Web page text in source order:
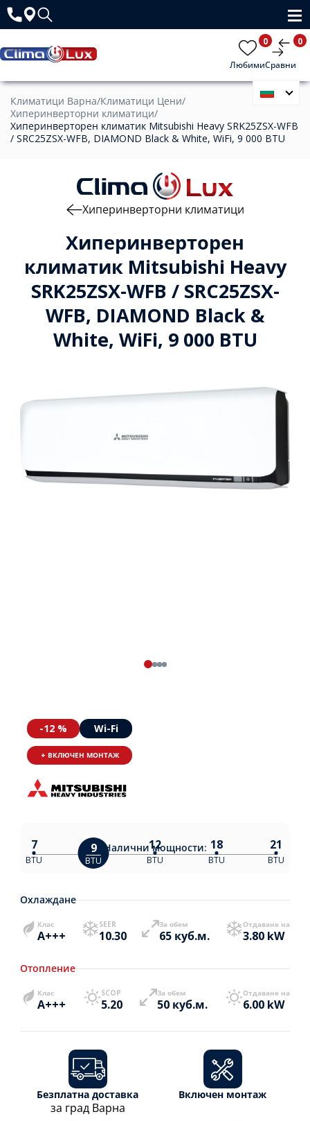
Любими
0
Сравни
0
Климатици Варна/Климатици Цени/
Хиперинверторни климатици/
Хиперинверторен климатик Mitsubishi Heavy SRK25ZSX-WFB
/ SRC25ZSX-WFB, DIAMOND Black & White, WiFi, 9 000 BTU
Хиперинверторен
климатик Mitsubishi Heavy
SRK25ZSX-WFB / SRC25ZSX-
WFB, DIAMOND Black &
White, WiFi, 9 000 BTU
Хиперинверторни климатици
-12 % Wi-Fi
+ ВКЛЮЧЕН МОНТАЖ
Наличнимощности:
7
BTU
9
BTU
12
BTU
18
BTU
21
BTU
Охлаждане
Клас
A+++
SEER
10.30
За обем
65 куб.м.
Отдаване на
3.80 kW
Отопление
Клас
A+++
SCOP
5.20
За обем
50 куб.м.
Отдаване на
6.00 kW
Безплатна доставка
за град Варна
Включен монтаж